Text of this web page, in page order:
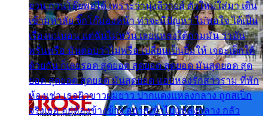
ยวน กวนโอ๊ยพอได้ เพราะว่านุ่งลีวายส์ ตัวใหม่ใส่มา เดิน
เข้ามหาลัย จิ๊กโก๊มองหน้า ท่าจะมีปัญหา ไม่พอใจ ได้เป็น
เรื่องแน่นอน แต่ฉันไม่หวั่น เลยแหลงใต้ถามมัน ว่ามัน
พรั่นพรือ มันตอบว่าไม่พรื่อ เปลี่ยนเป็นยิ้มให้ เจอะเด็กใต้
ด้วยกัน ก็เลยรอด สุดยอด สุดยอด สุดยอด มันสุดยอด สุด
ยอด สุดยอด สุดยอด มันสุดยอด แอบหลงรักสาวราม ที่พัก
ห้องเช่า เธอผิวขาวผมยาว ปากแดงแหลงกลาง ถูกสเป็ก
จริงเธอ อยู่ห้องข้างข้าง อยากเข้าไปแหลงกลาง กลัว